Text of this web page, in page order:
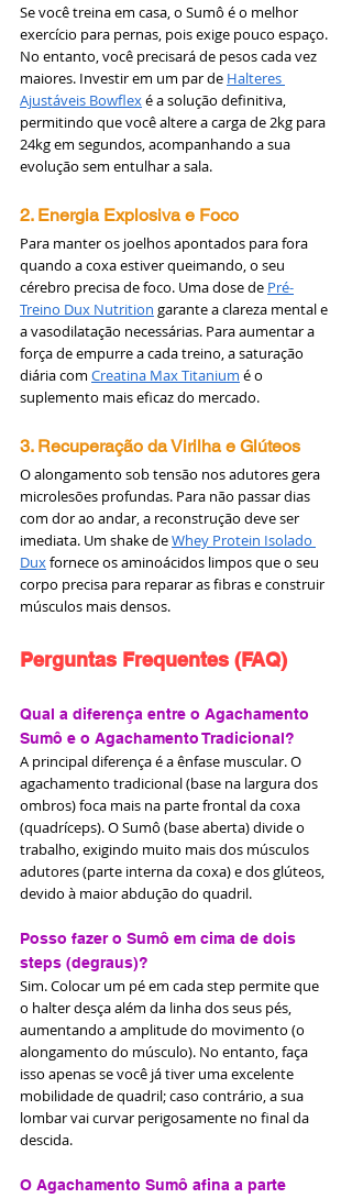
Se você treina em casa, o Sumô é o melhor
exercício para pernas, pois exige pouco espaço.
No entanto, você precisará de pesos cada vez
maiores. Investir em um par de Halteres
Ajustáveis Bowflex é a solução definitiva,
permitindo que você altere a carga de 2kg para
24kg em segundos, acompanhando a sua
evolução sem entulhar a sala.
2. Energia Explosiva e Foco
Para manter os joelhos apontados para fora
quando a coxa estiver queimando, o seu
cérebro precisa de foco. Uma dose de Pré-
Treino Dux Nutrition garante a clareza mental e
a vasodilatação necessárias. Para aumentar a
força de empurre a cada treino, a saturação
diária com Creatina Max Titanium é o
suplemento mais eficaz do mercado.
3. Recuperação da Virilha e Glúteos
O alongamento sob tensão nos adutores gera
microlesões profundas. Para não passar dias
com dor ao andar, a reconstrução deve ser
imediata. Um shake de Whey Protein Isolado
Dux fornece os aminoácidos limpos que o seu
corpo precisa para reparar as fibras e construir
músculos mais densos.
Perguntas Frequentes (FAQ)
Qual a diferença entre o Agachamento
Sumô e o Agachamento Tradicional?
A principal diferença é a ênfase muscular. O
agachamento tradicional (base na largura dos
ombros) foca mais na parte frontal da coxa
(quadríceps). O Sumô (base aberta) divide o
trabalho, exigindo muito mais dos músculos
adutores (parte interna da coxa) e dos glúteos,
devido à maior abdução do quadril.
Posso fazer o Sumô em cima de dois
steps (degraus)?
Sim. Colocar um pé em cada step permite que
o halter desça além da linha dos seus pés,
aumentando a amplitude do movimento (o
alongamento do músculo). No entanto, faça
isso apenas se você já tiver uma excelente
mobilidade de quadril; caso contrário, a sua
lombar vai curvar perigosamente no final da
descida.
O Agachamento Sumô afina a parte